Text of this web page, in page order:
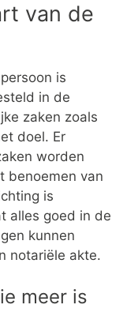
van de
is
in de
zaken zoals
doel. Er
worden
benoemen van
is
alles goed in de
kunnen
notariële akte.
meer is